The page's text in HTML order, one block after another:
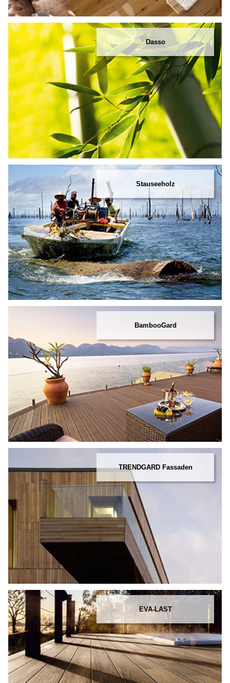
Dasso
Stauseeholz
BambooGard
TRENDGARD Fassaden
EVA-LAST